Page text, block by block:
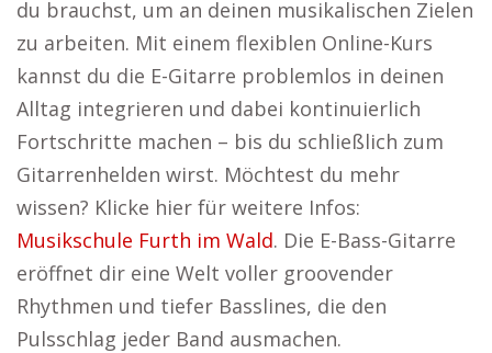
du brauchst, um an deinen musikalischen Zielen
zu arbeiten. Mit einem flexiblen Online-Kurs
kannst du die E-Gitarre problemlos in deinen
Alltag integrieren und dabei kontinuierlich
Fortschritte machen – bis du schließlich zum
Gitarrenhelden wirst. Möchtest du mehr
wissen? Klicke hier für weitere Infos:
Musikschule Furth im Wald. Die E-Bass-Gitarre
eröffnet dir eine Welt voller groovender
Rhythmen und tiefer Basslines, die den
Pulsschlag jeder Band ausmachen.